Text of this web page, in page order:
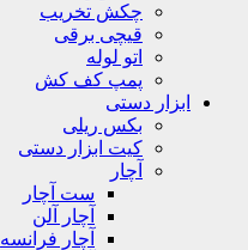
چکش تخریب
قیچی برقی
اتو لوله
پمپ کف کش
ابزار دستی
بکس ریلی
کیت ابزار دستی
آچار
ست آچار
آچار آلن
آچار فرانسه